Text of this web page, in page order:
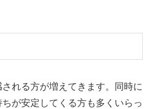
れる方が増えてきます。同時に
が安定してくる方も多くいらっ